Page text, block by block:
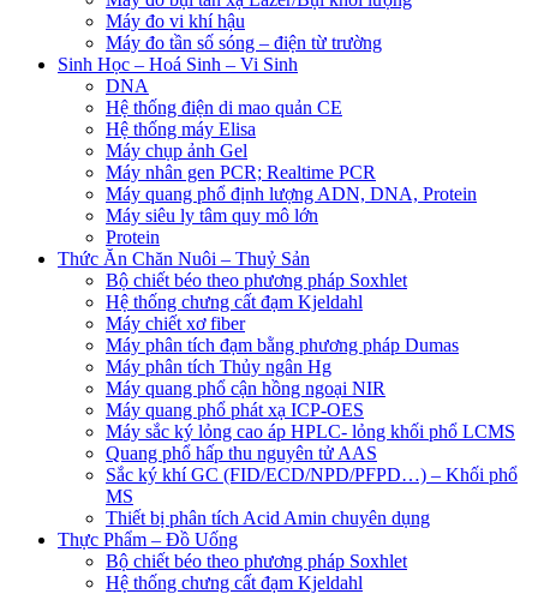
Máy đo vi khí hậu
Máy đo tần số sóng – điện từ trường
Sinh Học – Hoá Sinh – Vi Sinh
DNA
Hệ thống điện di mao quản CE
Hệ thống máy Elisa
Máy chụp ảnh Gel
Máy nhân gen PCR; Realtime PCR
Máy quang phổ định lượng ADN, DNA, Protein
Máy siêu ly tâm quy mô lớn
Protein
Thức Ăn Chăn Nuôi – Thuỷ Sản
Bộ chiết béo theo phương pháp Soxhlet
Hệ thống chưng cất đạm Kjeldahl
Máy chiết xơ fiber
Máy phân tích đạm bằng phương pháp Dumas
Máy phân tích Thủy ngân Hg
Máy quang phổ cận hồng ngoại NIR
Máy quang phổ phát xạ ICP-OES
Máy sắc ký lỏng cao áp HPLC- lỏng khối phổ LCMS
Quang phổ hấp thu nguyên tử AAS
Sắc ký khí GC (FID/ECD/NPD/PFPD…) – Khối phổ
MS
Thiết bị phân tích Acid Amin chuyên dụng
Thực Phẩm – Đồ Uống
Bộ chiết béo theo phương pháp Soxhlet
Hệ thống chưng cất đạm Kjeldahl